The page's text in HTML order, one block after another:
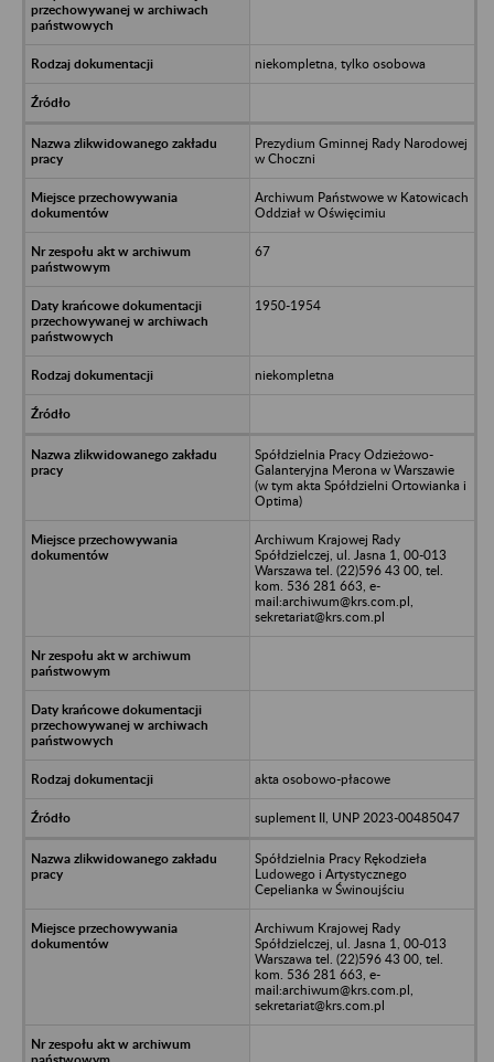
niekompletna, tylko osobowa
Prezydium Gminnej Rady Narodowej
w Choczni
Archiwum Państwowe w Katowicach
Oddział w Oświęcimiu
67
1950-1954
niekompletna
Spółdzielnia Pracy Odzieżowo-
Galanteryjna Merona w Warszawie
(w tym akta Spółdzielni Ortowianka i
Optima)
Archiwum Krajowej Rady
Spółdzielczej, ul. Jasna 1, 00-013
Warszawa tel. (22)596 43 00, tel.
kom. 536 281 663, e-
mail:archiwum@krs.com.pl,
sekretariat@krs.com.pl
akta osobowo-płacowe
suplement II, UNP 2023-00485047
Spółdzielnia Pracy Rękodzieła
Ludowego i Artystycznego
Cepelianka w Świnoujściu
Archiwum Krajowej Rady
Spółdzielczej, ul. Jasna 1, 00-013
Warszawa tel. (22)596 43 00, tel.
kom. 536 281 663, e-
mail:archiwum@krs.com.pl,
sekretariat@krs.com.pl